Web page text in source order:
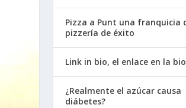
Pizza a Punt una franquicia
pizzería de éxito
Link in bio, el enlace en la
¿Realmente el azúcar causa
diábetes?